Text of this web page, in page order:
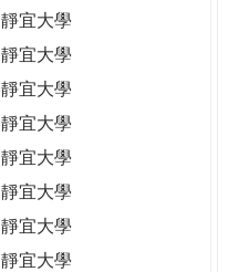
靜宜大學
靜宜大學
靜宜大學
靜宜大學
靜宜大學
靜宜大學
靜宜大學
靜宜大學